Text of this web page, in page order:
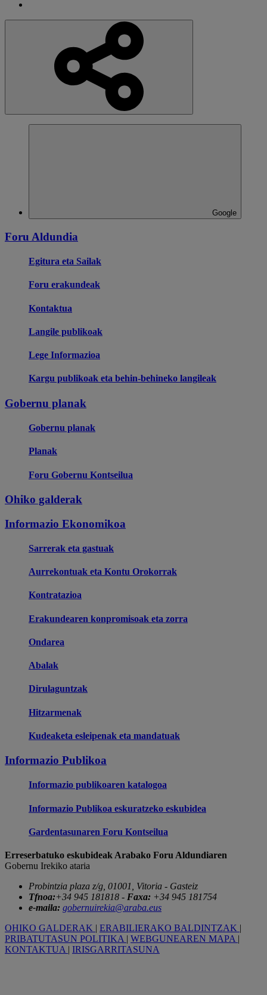
Google
Foru Aldundia
Egitura eta Sailak
Foru erakundeak
Kontaktua
Langile publikoak
Lege Informazioa
Kargu publikoak eta behin-behineko langileak
Gobernu planak
Gobernu planak
Planak
Foru Gobernu Kontseilua
Ohiko galderak
Informazio Ekonomikoa
Sarrerak eta gastuak
Aurrekontuak eta Kontu Orokorrak
Kontratazioa
Erakundearen konpromisoak eta zorra
Ondarea
Abalak
Dirulaguntzak
Hitzarmenak
Kudeaketa esleipenak eta mandatuak
Informazio Publikoa
Informazio publikoaren katalogoa
Informazio Publikoa eskuratzeko eskubidea
Gardentasunaren Foru Kontseilua
Erreserbatuko eskubideak Arabako Foru Aldundiaren
Gobernu Irekiko ataria
Probintzia plaza z/g, 01001, Vitoria - Gasteiz
Tfnoa:+34 945 181818 - Faxa: +34 945 181754
e-maila: gobernuirekia@araba.eus
OHIKO GALDERAK | ERABILIERAKO BALDINTZAK |
PRIBATUTASUN POLITIKA | WEBGUNEAREN MAPA |
KONTAKTUA | IRISGARRITASUNA